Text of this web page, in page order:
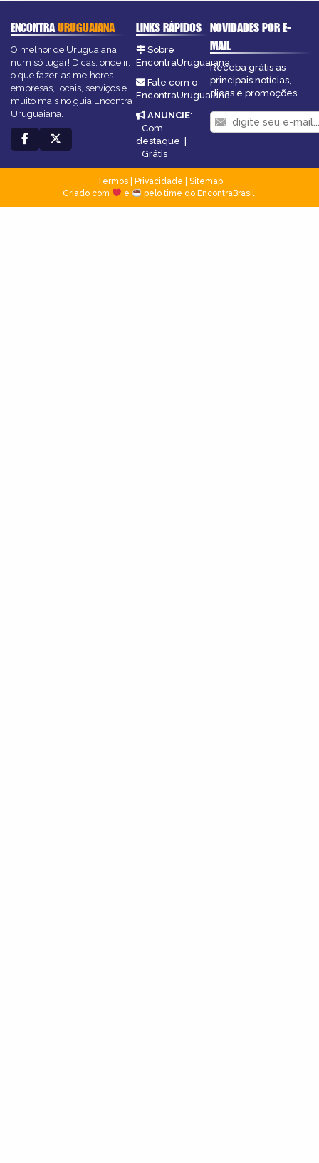
ENCONTRAURUGUAIANA
O melhor de Uruguaiana
num só lugar! Dicas, onde ir,
o que fazer, as melhores
empresas, locais, serviços e
muito mais no guia Encontra
Uruguaiana.
LINKS RÁPIDOS
Sobre
EncontraUruguaiana
Fale com o
EncontraUruguaiana
ANUNCIE:
Com
destaque |
Grátis
NOVIDADES POR E-
MAIL
Receba grátis as
principais notícias,
dicas e promoções
Termos| Privacidade
Sitemap
Criado com
e pelo time do EncontraBrasil